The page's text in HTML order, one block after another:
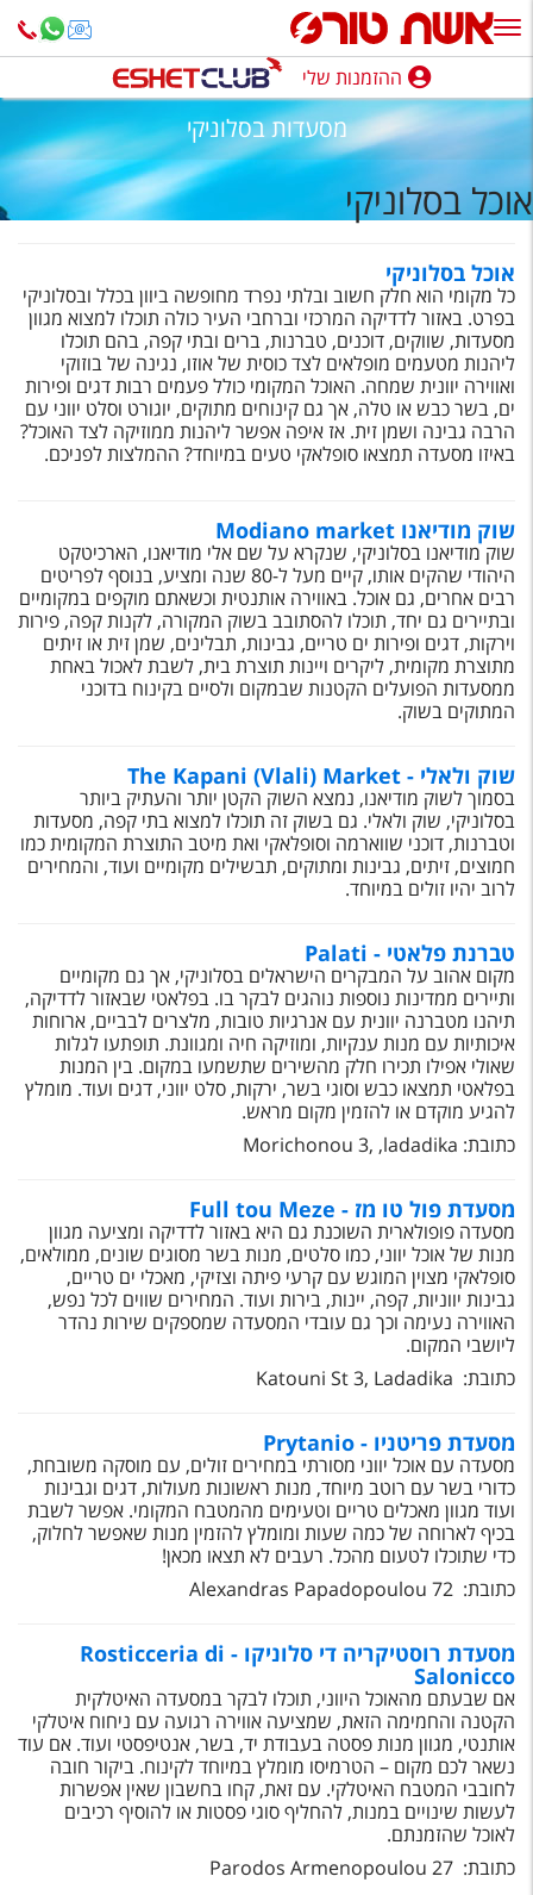
ההזמנות שלי
נופש בארץ
חופשה לפי סגנון
טיולים מאורגנים
סגנונות טיול
חבילות נופש
הרגע האחרון
טיסות לחו"ל
מלונות בחו"ל
Русский
קרוז
שירות לקוחות
טופס צור קשר
תקנון
נגישות
עקבו אחרינו
ההזמנות שלי
מסעדות בסלוניקי
אוכל בסלוניקי
אוכל בסלוניקי
כל מקומי הוא חלק חשוב ובלתי נפרד מחופשה ביוון בכלל ובסלוניקי
בפרט. באזור לדדיקה המרכזי וברחבי העיר כולה תוכלו למצוא מגוון
מסעדות, שווקים, דוכנים, טברנות, ברים ובתי קפה, בהם תוכלו
ליהנות מטעמים מופלאים לצד כוסית של אוזו, נגינה של בוזוקי
ואווירה יוונית שמחה. האוכל המקומי כולל פעמים רבות דגים ופירות
ים, בשר כבש או טלה, אך גם קינוחים מתוקים, יוגורט וסלט יווני עם
הרבה גבינה ושמן זית. אז איפה אפשר ליהנות ממוזיקה לצד האוכל?
באיזו מסעדה תמצאו סופלאקי טעים במיוחד? ההמלצות לפניכם.
שוק מודיאנו Modiano market
שוק מודיאנו בסלוניקי, שנקרא על שם אלי מודיאנו, הארכיטקט
היהודי שהקים אותו, קיים מעל ל-80 שנה ומציע, בנוסף לפריטים
רבים אחרים, גם אוכל. באווירה אותנטית וכשאתם מוקפים במקומיים
ובתיירים גם יחד, תוכלו להסתובב בשוק המקורה, לקנות קפה, פירות
וירקות, דגים ופירות ים טריים, גבינות, תבלינים, שמן זית או זיתים
מתוצרת מקומית, ליקרים ויינות תוצרת בית, לשבת לאכול באחת
ממסעדות הפועלים הקטנות שבמקום ולסיים בקינוח בדוכני
המתוקים בשוק.
שוק ולאלי - The Kapani (Vlali) Market
בסמוך לשוק מודיאנו, נמצא השוק הקטן יותר והעתיק ביותר
בסלוניקי, שוק ולאלי. גם בשוק זה תוכלו למצוא בתי קפה, מסעדות
וטברנות, דוכני שווארמה וסופלאקי ואת מיטב התוצרת המקומית כמו
חמוצים, זיתים, גבינות ומתוקים, תבשילים מקומיים ועוד, והמחירים
לרוב יהיו זולים במיוחד.
טברנת פלאטי - Palati
מקום אהוב על המבקרים הישראלים בסלוניקי, אך גם מקומיים
ותיירים ממדינות נוספות נוהגים לבקר בו. בפלאטי שבאזור לדדיקה,
תיהנו מטברנה יוונית עם אנרגיות טובות, מלצרים לבביים, ארוחות
איכותיות עם מנות ענקיות, ומוזיקה חיה ומגוונת. תופתעו לגלות
שאולי אפילו תכירו חלק מהשירים שתשמעו במקום. בין המנות
בפלאטי תמצאו כבש וסוגי בשר, ירקות, סלט יווני, דגים ועוד. מומלץ
להגיע מוקדם או להזמין מקום מראש.
כתובת: Morichonou 3, ,ladadika
מסעדת פול טו מז - Full tou Meze
מסעדה פופולארית השוכנת גם היא באזור לדדיקה ומציעה מגוון
מנות של אוכל יווני, כמו סלטים, מנות בשר מסוגים שונים, ממולאים,
סופלאקי מצוין המוגש עם קרעי פיתה וצזיקי, מאכלי ים טריים,
גבינות יווניות, קפה, יינות, בירות ועוד. המחירים שווים לכל נפש,
האווירה נעימה וכך גם עובדי המסעדה שמספקים שירות נהדר
ליושבי המקום.
כתובת: Katouni St 3, Ladadika
מסעדת פריטניו - Prytanio
מסעדה עם אוכל יווני מסורתי במחירים זולים, עם מוסקה משובחת,
כדורי בשר עם רוטב מיוחד, מנות ראשונות מעולות, דגים וגבינות
ועוד מגוון מאכלים טריים וטעימים מהמטבח המקומי. אפשר לשבת
בכיף לארוחה של כמה שעות ומומלץ להזמין מנות שאפשר לחלוק,
כדי שתוכלו לטעום מהכל. רעבים לא תצאו מכאן!
כתובת: Alexandras Papadopoulou 72
מסעדת רוסטיקריה די סלוניקו - Rosticceria di
Salonicco
אם שבעתם מהאוכל היווני, תוכלו לבקר במסעדה האיטלקית
הקטנה והחמימה הזאת, שמציעה אווירה רגועה עם ניחוח איטלקי
אותנטי, מגוון מנות פסטה בעבודת יד, בשר, אנטיפסטי ועוד. אם עוד
נשאר לכם מקום – הטרמיסו מומלץ במיוחד לקינוח. ביקור חובה
לחובבי המטבח האיטלקי. עם זאת, קחו בחשבון שאין אפשרות
לעשות שינויים במנות, להחליף סוגי פסטות או להוסיף רכיבים
לאוכל שהזמנתם.
כתובת: 27 Parodos Armenopoulou